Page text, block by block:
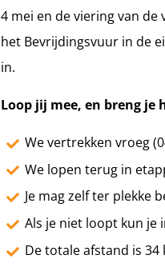
4 mei en de viering van
het Bevrijdingsvuur in de
in.
Loop jij mee, en breng je
We vertrekken vroeg
We lopen terug in
Je mag zelf ter plekke
Als je niet loopt kun je
De totale afstand is 34